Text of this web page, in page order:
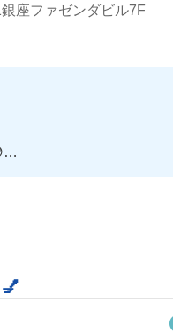
座ファゼンダビル7F